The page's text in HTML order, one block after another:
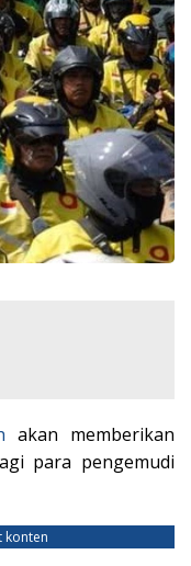
akan memberikan
para pengemudi
konten